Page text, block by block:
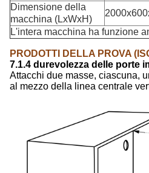
Dimensione della
macchina (LxWxH)
L'intera macchina ha funzione
PRODOTTI DELLA PROVA
7.1.4 durevolezza delle porte
Attacchi due masse, ciascuna,
al mezzo della linea centrale